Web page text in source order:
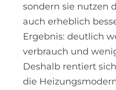
sondern sie nutzen
auch erheblich
Ergebnis: deutlich
verbrauch und
Deshalb rentiert
die